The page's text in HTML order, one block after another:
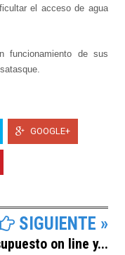
el acceso de agua
de sus
GOOGLE+
SIGUIENTE »
on line y...